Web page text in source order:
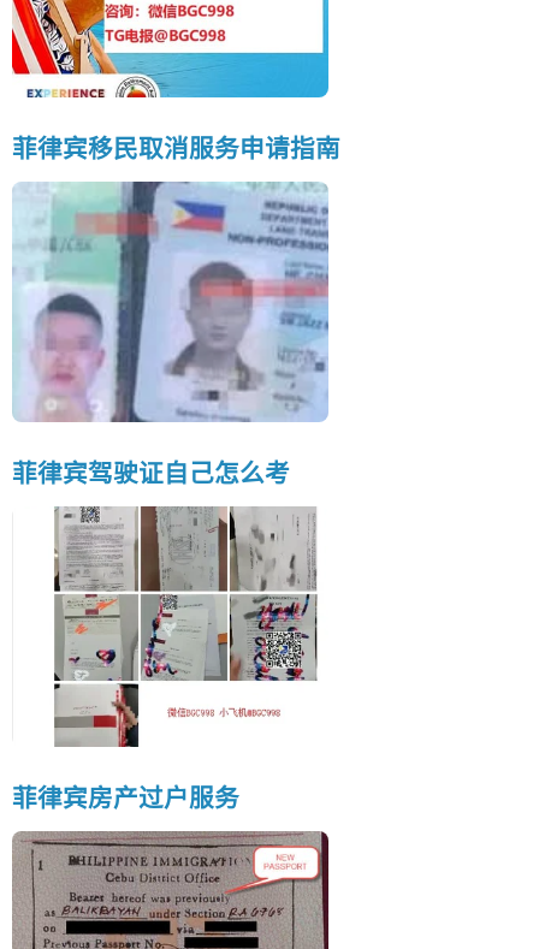
菲律宾移民取消服务申请指南
菲律宾驾驶证自己怎么考
菲律宾房产过户服务